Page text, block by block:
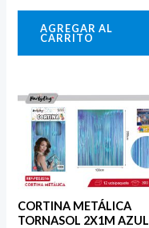
AGREGAR AL
CARRITO
CORTINA METÁLICA
TORNASOL 2X1M AZUL